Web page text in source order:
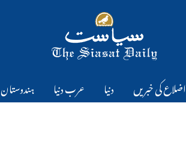
اضلاع کی خبریں دنیا عرب دنیا ہندوستان